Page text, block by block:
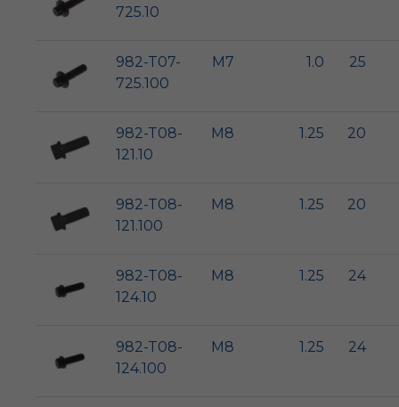
725.10
982-T07-
725.100
M7 1.0 25
982-T08-
121.10
M8 1.25 20
982-T08-
121.100
M8 1.25 20
982-T08-
124.10
M8 1.25 24
982-T08-
124.100
M8 1.25 24